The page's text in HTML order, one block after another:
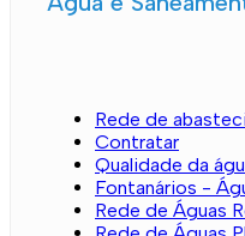
Rede de
Contratar
Qualidade da
Fontanários -
Rede de Águas